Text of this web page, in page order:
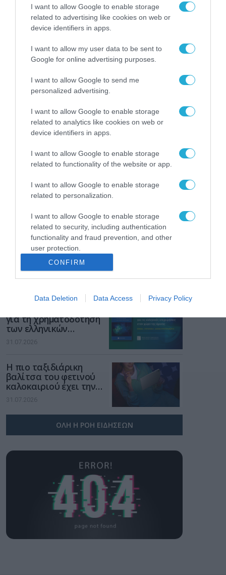
I want to allow Google to enable storage
related to advertising like cookies on web or
device identifiers in apps.
I want to allow my user data to be sent to
Google for online advertising purposes.
I want to allow Google to send me
personalized advertising.
I want to allow Google to enable storage
related to analytics like cookies on web or
device identifiers in apps.
I want to allow Google to enable storage
related to functionality of the website or app.
I want to allow Google to enable storage
related to personalization.
I want to allow Google to enable storage
related to security, including authentication
functionality and fraud prevention, and other
user protection.
CONFIRM
Data Deletion Data Access Privacy Policy
ΡΟΗ ΕΙΔΗΣΕΩΝ
Το χρηματοδοτούμενο
Gaming Police”
ενισχύει την ασφάλεια
διαδίκτυο
ΑΑΔΕ: Διευκρινίσεις
παραβάσεις που
αφορούν τους ΦΗΜ
31.07.2026
Σ. Καλαφάτης: «Η
Τεχνητή Νοημοσύνη
δεν είναι απλώς μια
νέα τεχνολογία, είναι
επανάσταση»
για τη χρηματοδότηση
των ελληνικών
επιχειρήσεων στον
χώρο της άμυνας
31.07.2026
Η πιο ταξιδιάρικη
βαλίτσα του φετινού
καλοκαιριού έχει την
υπογραφή της Xiaomi
31.07.2026
ΟΛΗ Η ΡΟΗ ΕΙΔΗΣΕΩΝ